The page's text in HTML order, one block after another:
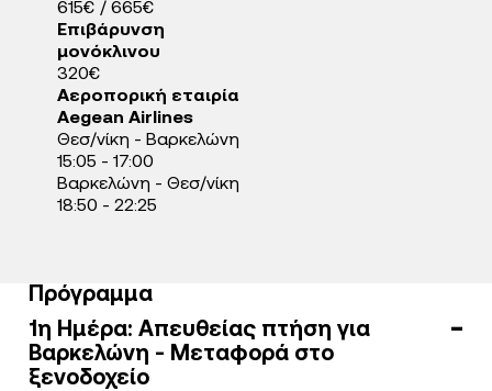
615€ / 665€
Επιβάρυνση
μονόκλινου
320€
Αεροπορική εταιρία
Aegean Airlines
Θεσ/νίκη - Βαρκελώνη
15:05 - 17:00
Βαρκελώνη - Θεσ/νίκη
18:50 - 22:25
Πρόγραμμα
1η Ημέρα: Απευθείας πτήση για
Βαρκελώνη - Μεταφορά στο
ξενοδοχείο